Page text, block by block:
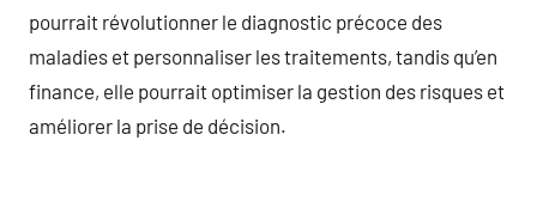
pourrait révolutionner le diagnostic précoce des
maladies et personnaliser les traitements, tandis qu’en
finance, elle pourrait optimiser la gestion des risques et
améliorer la prise de décision.